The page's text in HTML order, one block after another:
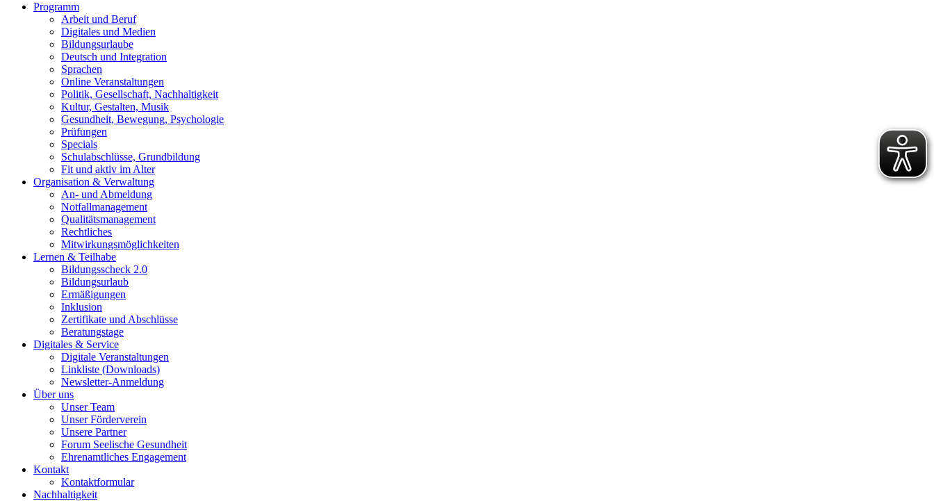
Programm
Arbeit und Beruf
Digitales und Medien
Bildungsurlaube
Deutsch und Integration
Sprachen
Online Veranstaltungen
Politik, Gesellschaft, Nachhaltigkeit
Kultur, Gestalten, Musik
Gesundheit, Bewegung, Psychologie
Prüfungen
Specials
Schulabschlüsse, Grundbildung
Fit und aktiv im Alter
Organisation & Verwaltung
An- und Abmeldung
Notfallmanagement
Qualitätsmanagement
Rechtliches
Mitwirkungsmöglichkeiten
Lernen & Teilhabe
Bildungsscheck 2.0
Bildungsurlaub
Ermäßigungen
Inklusion
Zertifikate und Abschlüsse
Beratungstage
Digitales & Service
Digitale Veranstaltungen
Linkliste (Downloads)
Newsletter-Anmeldung
Über uns
Unser Team
Unser Förderverein
Unsere Partner
Forum Seelische Gesundheit
Ehrenamtliches Engagement
Kontakt
Kontaktformular
Nachhaltigkeit